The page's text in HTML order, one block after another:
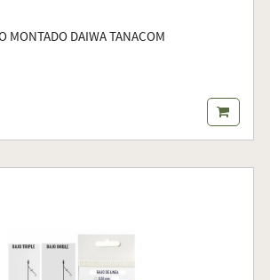
MONTADO DAIWA TANACOM